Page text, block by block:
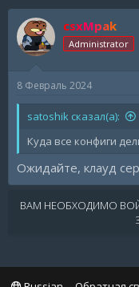
csxMpak
Administrator
8 Февраль 2024
satoshik сказал(а):
Куда все конфиги
Ожидайте, клауд
ВАМ НЕОБХОДИМО